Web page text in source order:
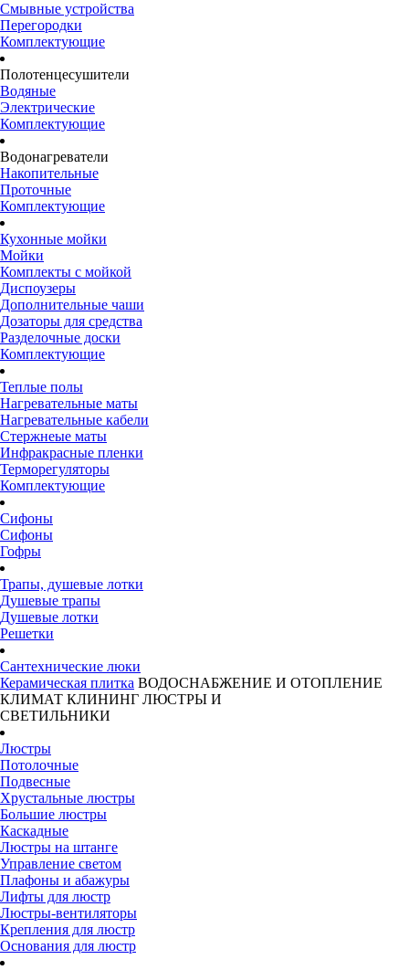
Смывные устройства
Перегородки
Комплектующие
Полотенцесушители
Водяные
Электрические
Комплектующие
Водонагреватели
Накопительные
Проточные
Комплектующие
Кухонные мойки
Мойки
Комплекты с мойкой
Диспоузеры
Дополнительные чаши
Дозаторы для средства
Разделочные доски
Комплектующие
Теплые полы
Нагревательные маты
Нагревательные кабели
Стержнеые маты
Инфракрасные пленки
Терморегуляторы
Комплектующие
Сифоны
Сифоны
Гофры
Трапы, душевые лотки
Душевые трапы
Душевые лотки
Решетки
Сантехнические люки
Керамическая плитка ВОДОСНАБЖЕНИЕ И ОТОПЛЕНИЕ
КЛИМАТ КЛИНИНГ ЛЮСТРЫ И
СВЕТИЛЬНИКИ
Люстры
Потолочные
Подвесные
Хрустальные люстры
Большие люстры
Каскадные
Люстры на штанге
Управление светом
Плафоны и абажуры
Лифты для люстр
Люстры-вентиляторы
Крепления для люстр
Основания для люстр